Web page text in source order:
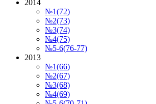
2014
№1(72)
№2(73)
№3(74)
№4(75)
№5-6(76-77)
2013
№1(66)
№2(67)
№3(68)
№4(69)